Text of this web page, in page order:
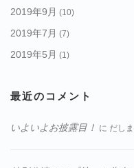
2019年9月 (10)
2019年7月 (7)
2019年5月 (1)
最近のコメント
いよいよお披露目！ に だし